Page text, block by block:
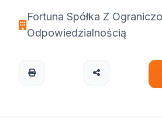
Fortuna Spółka Z
Odpowiedzialnością